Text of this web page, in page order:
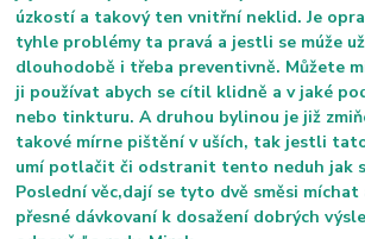
úzkostí a takový ten vnitřní neklid. Je
tyhle problémy ta pravá a jestli se múže
dlouhodobě i třeba preventivně. Můžete
ji používat abych se cítil klidně a v jaké
nebo tinkturu. A druhou bylinou je již
takové mírne pištění v uších, tak jestli
umí potlačit či odstranit tento neduh jak
Poslední věc,dají se tyto dvě směsi
přesné dávkovaní k dosažení dobrých